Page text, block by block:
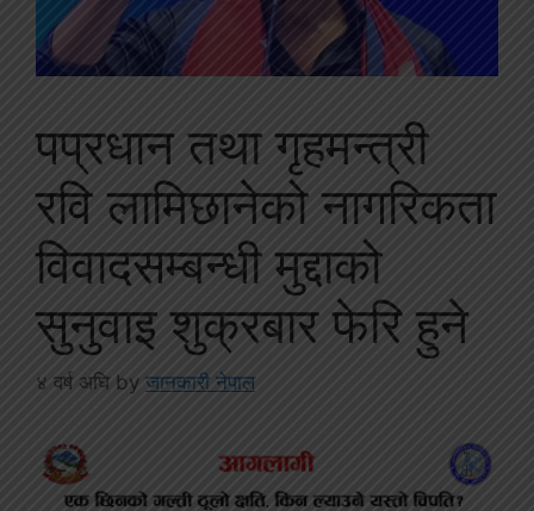
पप्रधान तथा गृहमन्त्री
रवि लामिछानेको नागरिकता
विवादसम्बन्धी मुद्दाको
सुनुवाइ शुक्रबार फेरि हुने
४ वर्ष अघि by जानकारी नेपाल